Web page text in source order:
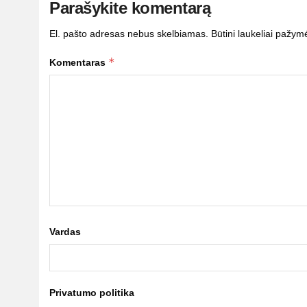
Parašykite komentarą
El. pašto adresas nebus skelbiamas. Būtini laukeliai
Komentaras *
Vardas
Privatumo politika